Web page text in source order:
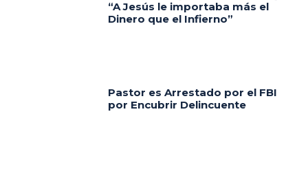
“A Jesús le importaba más el
Dinero que el Infierno”
Pastor es Arrestado por el FBI
por Encubrir Delincuente